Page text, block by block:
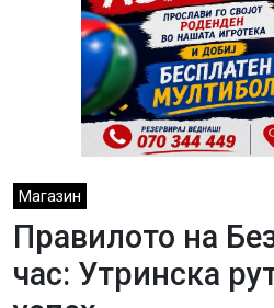
Магазин
Правилото на
час: Утринска